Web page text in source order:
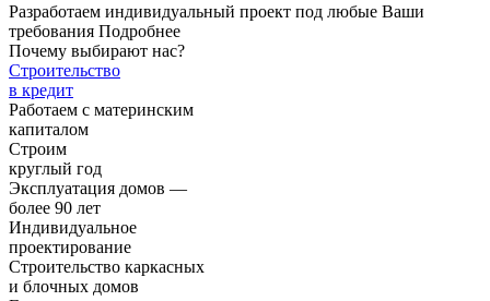
Разработаем индивидуальный проект под любые Ваши
требования Подробнее
Почему выбирают нас?
Строительство
в кредит
Работаем с материнским
капиталом
Строим
круглый год
Эксплуатация домов —
более 90 лет
Индивидуальное
проектирование
Строительство каркасных
и блочных домов